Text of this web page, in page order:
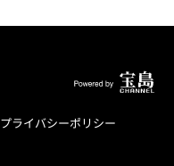
プライバシーポリシー